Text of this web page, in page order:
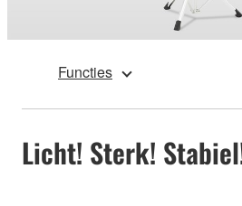
Functies
Licht! Sterk!